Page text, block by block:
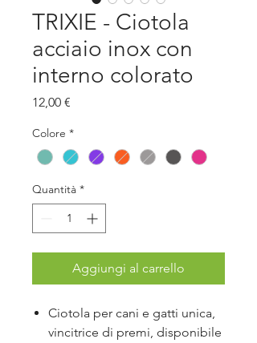
TRIXIE - Ciotola
acciaio inox con
interno colorato
12,00 €
Colore *
Quantità *
Aggiungi al carrello
Ciotola per cani e gatti unica,
vincitrice di premi, disponibile